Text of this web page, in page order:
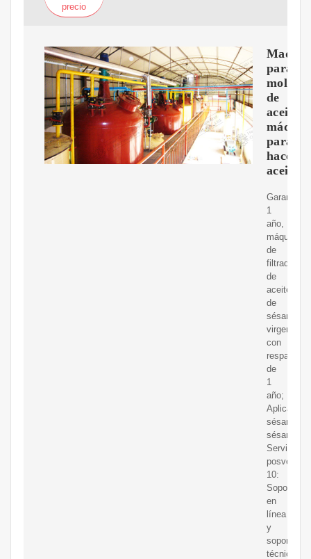
precio
para
molino
de
aceite,
para
hacer
aceite
Garantía:
1
año,
máquina
de
filtrado
de
aceite
de
sésamo
virgen
con
respaldo
de
1
año;
Aplicación:
sésamo,
sésamo;
Servicio
posventa
10:
Soporte
en
línea
y
soporte
técnico